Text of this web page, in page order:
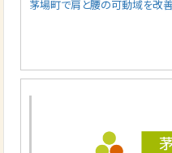
茅場町で肩と腰の可動域を改